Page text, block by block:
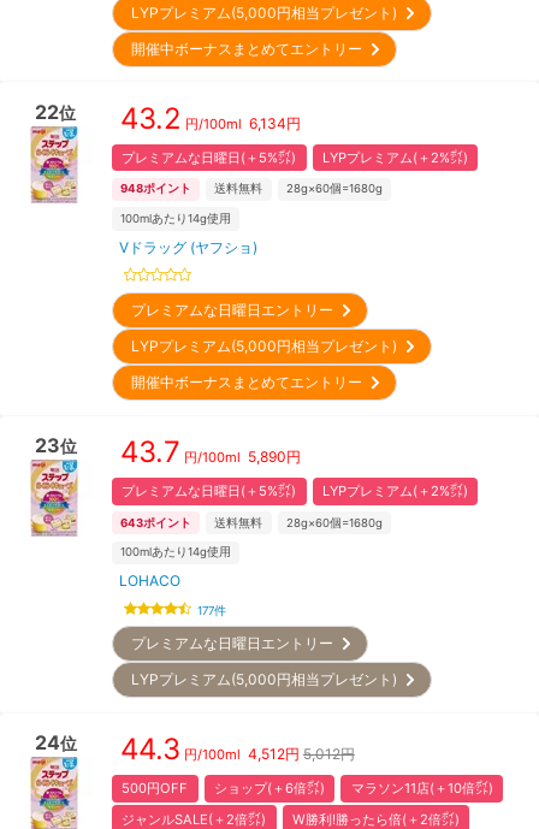
LYPプレミアム(5,000円相当プレゼント)
開催中ボーナスまとめてエントリー
22位 43.2 円/100ml 6,134円
プレミアムな日曜日(＋5%㌽) LYPプレミアム(＋2%㌽)
948ポイント 送料無料 28g×60個=1680g
100mlあたり14g使用
Vドラッグ (ヤフショ)
プレミアムな日曜日エントリー
LYPプレミアム(5,000円相当プレゼント)
開催中ボーナスまとめてエントリー
23位 43.7 円/100ml 5,890円
プレミアムな日曜日(＋5%㌽) LYPプレミアム(＋2%㌽)
643ポイント 送料無料 28g×60個=1680g
100mlあたり14g使用
LOHACO
177件
プレミアムな日曜日エントリー
LYPプレミアム(5,000円相当プレゼント)
24位 44.3 円/100ml 4,512円 5,012円
500円OFF ショップ(＋6倍㌽)
マラソン11店(＋10倍㌽)
ジャンルSALE(＋2倍㌽)
W勝利!勝ったら倍(＋2倍㌽)